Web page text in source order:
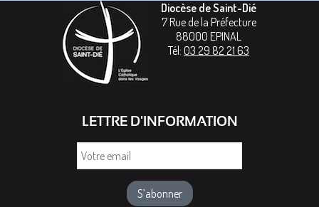
Diocèse de Saint-Dié
7 Rue de la Préfecture
88000 EPINAL
Tél: 03 29 82 21 63
LETTRE D'INFORMATION